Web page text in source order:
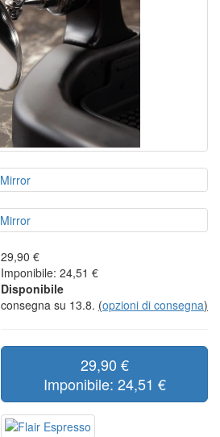
29,90 €
Imponibile: 24,51 €
Disponibile
consegna su 13.8. (opzioni di consegna)
29,90 €
Imponibile: 24,51 €